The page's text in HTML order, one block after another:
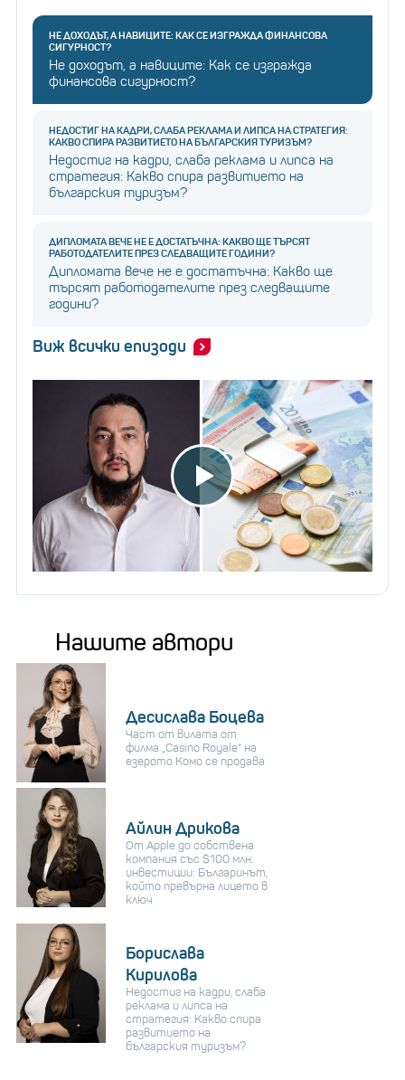
НЕ ДОХОДЪТ, А НАВИЦИТЕ: КАК СЕ ИЗГРАЖДА ФИНАНСОВА
СИГУРНОСТ?
Не доходът, а навиците: Как се изгражда
финансова сигурност?
НЕДОСТИГ НА КАДРИ, СЛАБА РЕКЛАМА И ЛИПСА НА СТРАТЕГИЯ:
КАКВО СПИРА РАЗВИТИЕТО НА БЪЛГАРСКИЯ ТУРИЗЪМ?
Недостиг на кадри, слаба реклама и липса на
стратегия: Какво спира развитието на
българския туризъм?
ДИПЛОМАТА ВЕЧЕ НЕ Е ДОСТАТЪЧНА: КАКВО ЩЕ ТЪРСЯТ
РАБОТОДАТЕЛИТЕ ПРЕЗ СЛЕДВАЩИТЕ ГОДИНИ?
Дипломата вече не е достатъчна: Какво ще
търсят работодателите през следващите
години?
Виж всички епизоди
Нашите автори
Десислава Боцева
Част от вилата от
филма „Casino Royale“ на
езерото Комо се продава
Айлин Дрикова
От Apple до собствена
компания със $100 млн.
инвестиции: Българинът,
който превърна лицето в
ключ
Борислава
Кирилова
Недостиг на кадри, слаба
реклама и липса на
стратегия: Какво спира
развитието на
българския туризъм?